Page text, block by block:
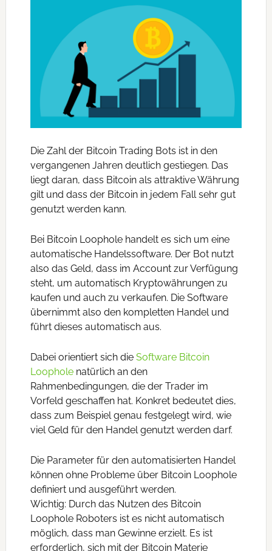
Die Zahl der Bitcoin Trading Bots ist in den
vergangenen Jahren deutlich gestiegen. Das
liegt daran, dass Bitcoin als attraktive Währung
gilt und dass der Bitcoin in jedem Fall sehr gut
genutzt werden kann.
Bei Bitcoin Loophole handelt es sich um eine
automatische Handelssoftware. Der Bot nutzt
also das Geld, dass im Account zur Verfügung
steht, um automatisch Kryptowährungen zu
kaufen und auch zu verkaufen. Die Software
übernimmt also den kompletten Handel und
führt dieses automatisch aus.
Dabei orientiert sich die Software Bitcoin
Loopholenatürlich an den
Rahmenbedingungen, die der Trader im
Vorfeld geschaffen hat. Konkret bedeutet dies,
dass zum Beispiel genau festgelegt wird, wie
viel Geld für den Handel genutzt werden darf.
Die Parameter für den automatisierten Handel
können ohne Probleme über Bitcoin Loophole
definiert und ausgeführt werden.
Wichtig: Durch das Nutzen des Bitcoin
Loophole Roboters ist es nicht automatisch
möglich, dass man Gewinne erzielt. Es ist
erforderlich, sich mit der Bitcoin Materie